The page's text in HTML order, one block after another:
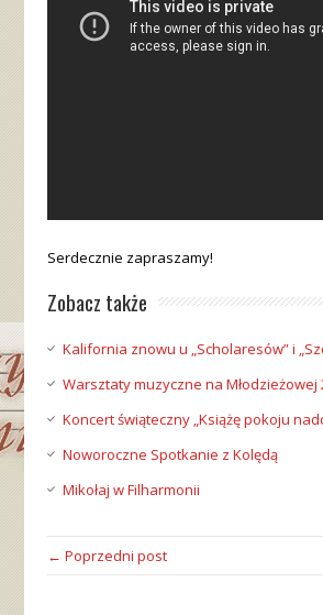
Serdecznie zapraszamy!
Zobacz także
Kalifornia znowu u „Scholaresów” i
Warsztaty muzyczne na Młodzieżowej
Koncert świąteczny „Książę pokoju
Noworoczne Spotkanie z Kolędą
Mikołaj w Filharmonii
← Poprzedni post